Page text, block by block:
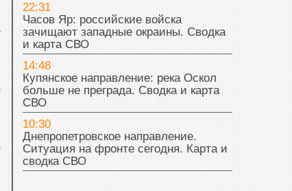
22:31
Часов Яр: российские войска
зачищают западные окраины. Сводка
и карта СВО
14:48
Купянское направление: река Оскол
больше не преграда. Сводка и карта
СВО
10:30
Днепропетровское направление.
Ситуация на фронте сегодня. Карта и
сводка СВО